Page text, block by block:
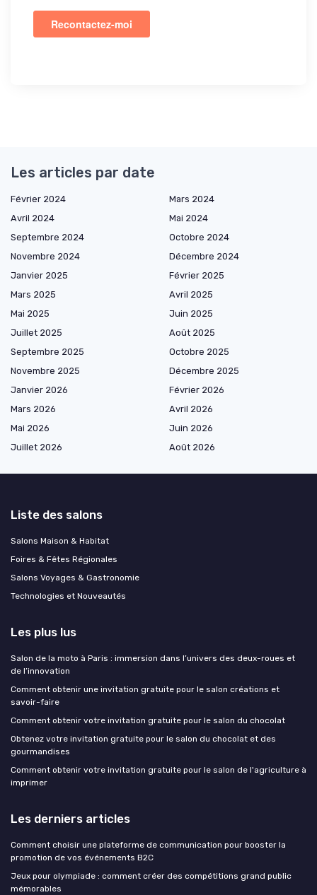
Les articles par date
Février 2024
Mars 2024
Avril 2024
Mai 2024
Septembre 2024
Octobre 2024
Novembre 2024
Décembre 2024
Janvier 2025
Février 2025
Mars 2025
Avril 2025
Mai 2025
Juin 2025
Juillet 2025
Août 2025
Septembre 2025
Octobre 2025
Novembre 2025
Décembre 2025
Janvier 2026
Février 2026
Mars 2026
Avril 2026
Mai 2026
Juin 2026
Juillet 2026
Août 2026
Liste des salons
Salons Maison & Habitat
Foires & Fêtes Régionales
Salons Voyages & Gastronomie
Technologies et Nouveautés
Les plus lus
Salon de la moto à Paris : immersion dans l’univers des deux-roues et
de l’innovation
Comment obtenir une invitation gratuite pour le salon créations et
savoir-faire
Comment obtenir votre invitation gratuite pour le salon du chocolat
Obtenez votre invitation gratuite pour le salon du chocolat et des
gourmandises
Comment obtenir votre invitation gratuite pour le salon de l'agriculture à
imprimer
Les derniers articles
Comment choisir une plateforme de communication pour booster la
promotion de vos événements B2C
Jeux pour olympiade : comment créer des compétitions grand public
mémorables